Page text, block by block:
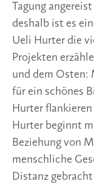
Tagung
deshalb ist es
Ueli Hurter die
Projekten
und dem Osten:
für ein schönes
Hurter
Hurter beginnt
Beziehung von
menschliche
Distanz